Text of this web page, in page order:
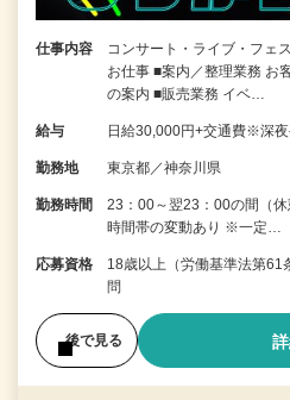
仕事内容
コンサート・ライブ・フェ
お仕事 ■案内／整理業務 お
の案内 ■販売業務 イベ…
給与 日給30,000円+交通費※深
勤務地 東京都／神奈川県
勤務時間
23：00～翌23：00の間（
時間帯の変動あり ※一定…
応募資格
18歳以上（労働基準法第61
問
後で見る